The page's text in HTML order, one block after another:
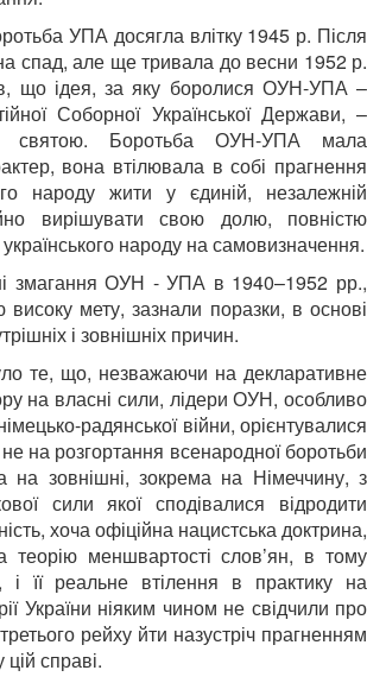
УПА досягла влітку 1945 р. Після
спад, але ще тривала до весни 1952 р.
що ідея, за яку боролися ОУН-УПА –
Соборної Української Держави, –
святою. Боротьба ОУН-УПА мала
вона втілювала в собі прагнення
народу жити у єдиній, незалежній
вирішувати свою долю, повністю
народу на самовизначення.
змагання ОУН - УПА в 1940–1952 рр.,
мету, зазнали поразки, в основі
і зовнішніх причин.
те, що, незважаючи на декларативне
на власні сили, лідери ОУН, особливо
радянської війни, орієнтувалися
на розгортання всенародної боротьби
на зовнішні, зокрема на Німеччину, з
сили якої сподівалися відродити
хоча офіційна нацистська доктрина,
теорію меншвартості слов’ян, в тому
і її реальне втілення в практику на
України ніяким чином не свідчили про
рейху йти назустріч прагненням
справі.